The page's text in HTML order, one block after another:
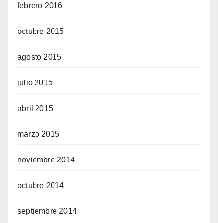
febrero 2016
octubre 2015
agosto 2015
julio 2015
abril 2015
marzo 2015
noviembre 2014
octubre 2014
septiembre 2014